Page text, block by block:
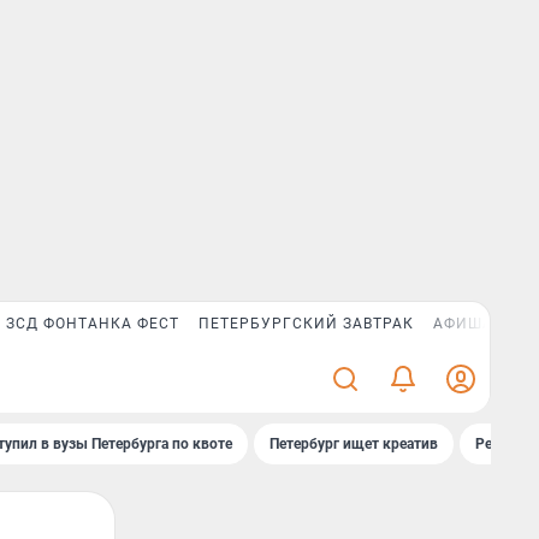
ЗСД ФОНТАНКА ФЕСТ ПЕТЕРБУРГСКИЙ ЗАВТРАК АФИША PLUS
в вузы Петербурга по квоте Петербург ищет креатив